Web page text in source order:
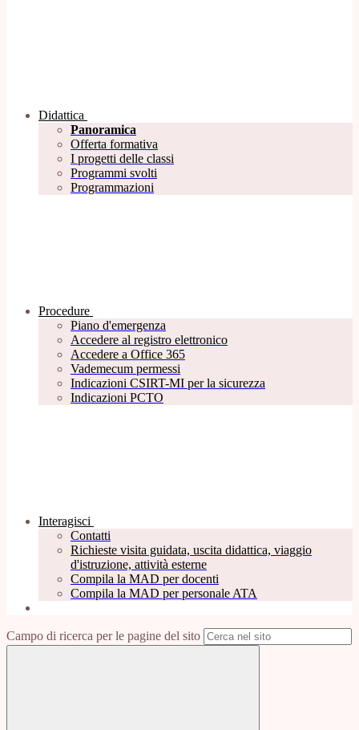
Didattica
Panoramica
Offerta formativa
I progetti delle classi
Programmi svolti
Programmazioni
Procedure
Piano d'emergenza
Accedere al registro elettronico
Accedere a Office 365
Vademecum permessi
Indicazioni CSIRT-MI per la sicurezza
Indicazioni PCTO
Interagisci
Contatti
Richieste visita guidata, uscita didattica, viaggio
d'istruzione, attività esterne
Compila la MAD per docenti
Compila la MAD per personale ATA
Campo di ricerca per le pagine del sito